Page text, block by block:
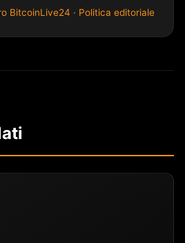
BitcoinLive24 · Politica editoriale